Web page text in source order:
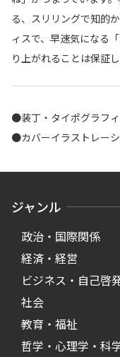
る、スリリングで知的
ィスで、早速気になる
り上がれることは保証し
●装丁・タイポグラフ
●カバーイラストレー
ジャンル
政治・国際関係
経済・経営
ビジネス・自己啓
社会
教育・福祉
哲学・心理学・科